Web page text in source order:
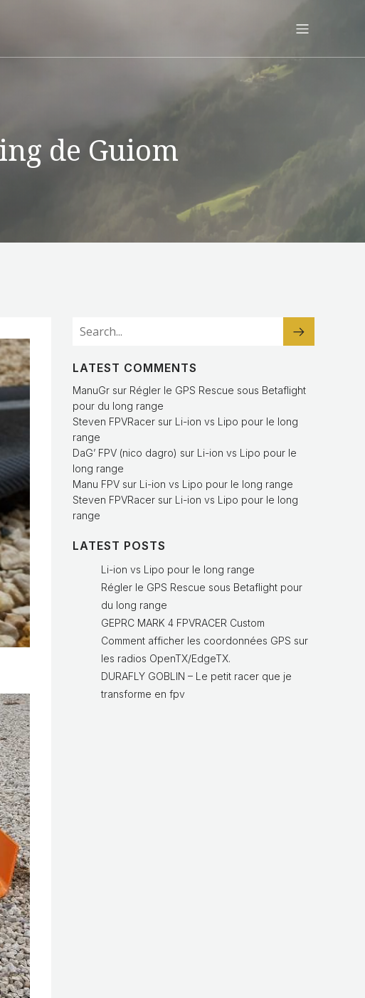
de Guiom
LATEST COMMENTS
ManuGr sur Régler le GPS Rescue sous Betaflight
pour du long range
Steven FPVRacer sur Li-ion vs Lipo pour le long
range
DaG’ FPV (nico dagro) sur Li-ion vs Lipo pour le
long range
Manu FPV sur Li-ion vs Lipo pour le long range
Steven FPVRacer sur Li-ion vs Lipo pour le long
range
LATEST POSTS
Li-ion vs Lipo pour le long range
Régler le GPS Rescue sous Betaflight pour
du long range
GEPRC MARK 4 FPVRACER Custom
Comment afficher les coordonnées GPS sur
les radios OpenTX/EdgeTX.
DURAFLY GOBLIN – Le petit racer que je
transforme en fpv